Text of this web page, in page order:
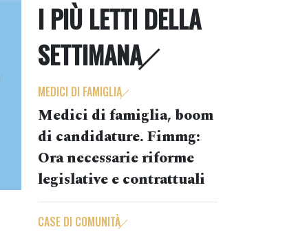
I PIÙ LETTI DELLA
SETTIMANA
MEDICI DI FAMIGLIA
Medici di famiglia, boom
di candidature. Fimmg:
Ora necessarie riforme
legislative e contrattuali
CASE DI COMUNITÀ